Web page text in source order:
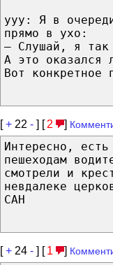
yyy: Я в
прямо в ухо:
— Слушай, я так
А это оказался
Вот конкретное
[+ 22 - ] [ 2 ]
Интересно,
пешеходам
смотрели и
невдалеке
САН
[+ 24 - ] [ 1 ]